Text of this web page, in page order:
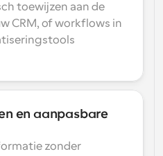
toewijzen aan de
CRM, of workflows in
en aanpasbare
zonder